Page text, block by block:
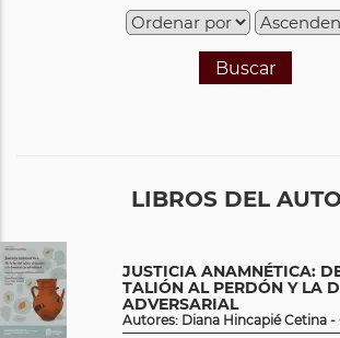
Buscar
LIBROS DEL
JUSTICIA ANAMNÉTICA:
TALIÓN AL PERDÓN Y LA
ADVERSARIAL
Autores: Diana Hincapié Cetina -